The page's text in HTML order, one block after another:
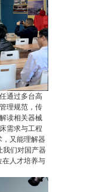
通过多台高
理规范，传
读相关器械
需求与工程
，又能理解器
我们对国产器
在人才培养与